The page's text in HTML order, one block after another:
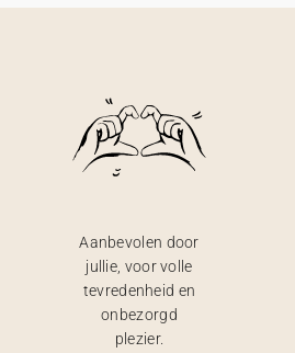
Aanbevolen door
jullie, voor volle
tevredenheid en
onbezorgd
plezier.